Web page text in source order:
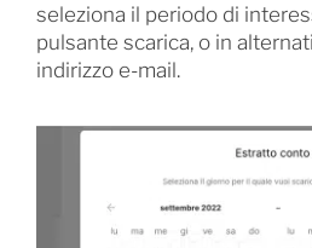
seleziona il periodo di
pulsante scarica, o in
indirizzo e-mail.